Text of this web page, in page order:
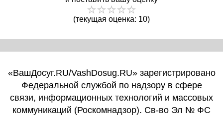
(текущая оценка: 10)
«ВашДосуг.RU/VashDosug.RU» зарегистрировано
Федеральной службой по надзору в сфере
связи, информационных технологий и массовых
коммуникаций (Роскомнадзор). Св-во Эл № ФС